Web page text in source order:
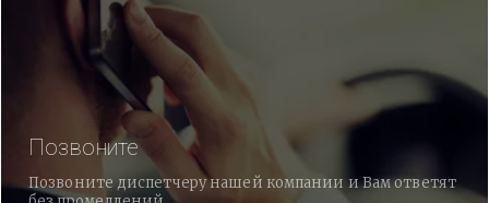
Позвоните
Позвоните диспетчеру нашей компании и Вам ответят